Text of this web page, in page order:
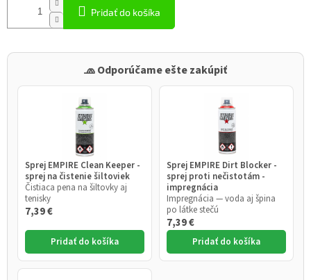
Pridať do košíka
🧢 Odporúčame ešte zakúpiť
Sprej EMPIRE Clean Keeper -
sprej na čistenie šiltoviek
Čistiaca pena na šiltovky aj
tenisky
7,39 €
Pridať do košíka
Sprej EMPIRE Dirt Blocker -
sprej proti nečistotám -
impregnácia
Impregnácia — voda aj špina
po látke stečú
7,39 €
Pridať do košíka